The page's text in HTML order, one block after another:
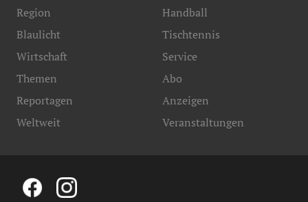
Region
Blaulicht
Handball
Tischtennis
Wirtschaft
Themen
Reportagen
Weltweit
Service
Abo
Anzeigen
Veranstaltungen